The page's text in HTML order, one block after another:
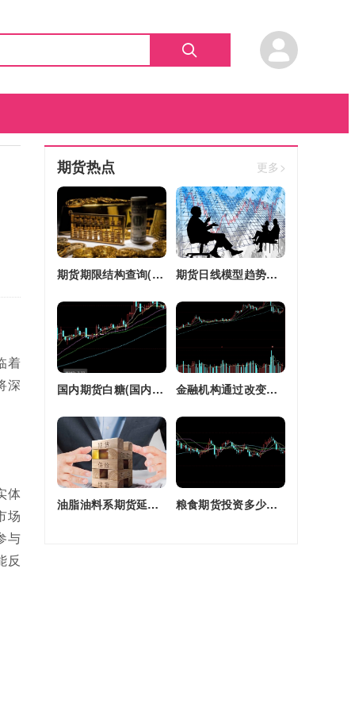
着
深
体
场
与
反
期货热点 更多>
期货期限结构查询(期货期限结构) 期货日线模型趋势图(期货日线模型趋势图怎么看)
国内期货白糖(国内期货白糖合约是怎么交割) 金融机构通过改变持有的股指期货合约(股指期货合约最长持有多久)
油脂油料系期货延续强劲走势(油脂期货是什么) 粮食期货投资多少钱一个月(粮食期货投资多少钱一个月啊)